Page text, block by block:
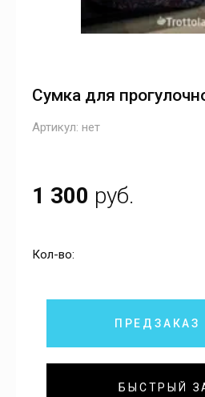
Сумка для
Артикул: нет
1 300 руб.
Кол-во:
ПРЕДЗАКАЗ
БЫСТРЫЙ